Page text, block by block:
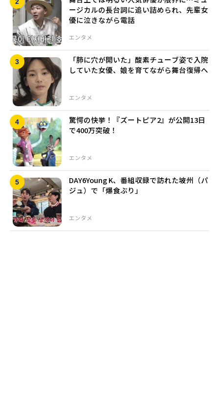
エンタメ
ージカルの長台詞に追い詰められ、先輩女
優に泣きながら電話
エンタメ
「肺に穴が開いた」酸素チューブ姿で入院
していた女優、娘を育てながら舞台復帰へ
エンタメ
驚愕の快挙！『ズートピア2』が公開13日
で400万突破！
エンタメ
DAY6Young K、番組収録で訪れた坡州（パ
ジュ）で「爆食ぶり」